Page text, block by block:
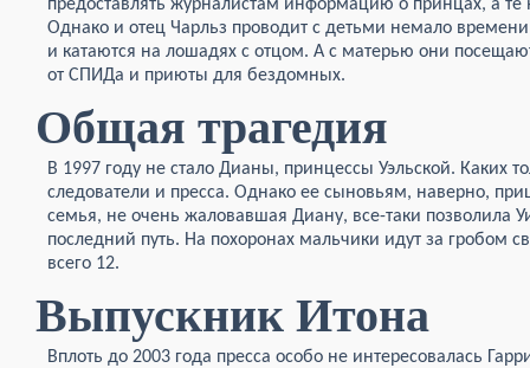
предоставлять журналистам информацию о принцах, а те
Однако и отец Чарльз проводит с детьми немало
и катаются на лошадях с отцом. А с матерью они
от СПИДа и приюты для бездомных.
Общая трагедия
В 1997 году не стало Дианы, принцессы Уэльской. Каких
следователи и пресса. Однако ее сыновьям, наверно,
семья, не очень жаловавшая Диану, все-таки позволила
последний путь. На похоронах мальчики идут за гробом
всего 12.
Выпускник Итона
Вплоть до 2003 года пресса особо не интересовалась